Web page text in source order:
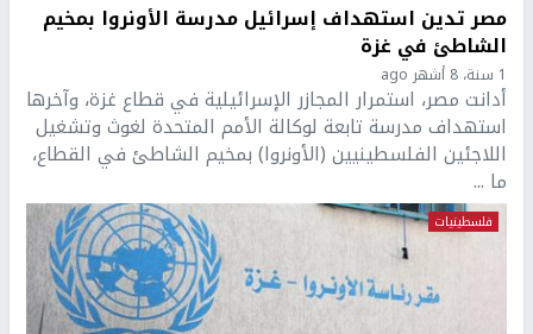
مصر تدين استهداف إسرائيل مدرسة الأونروا بمخيم
الشاطئ في غزة
1 سنة، 8 أشهر ago
أدانت مصر، استمرار المجازر الإسرائيلية في قطاع غزة، وآخرها
استهداف مدرسة تابعة لوكالة الأمم المتحدة لغوث وتشغيل
اللاجئين الفلسطينيين (الأونروا) بمخيم الشاطئ في القطاع،
ما ...
فلسطينيات